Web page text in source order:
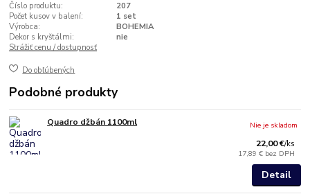
Číslo produktu:
207
Počet kusov v balení:
1 set
Výrobca:
BOHEMIA
Dekor s kryštálmi:
nie
Strážiť cenu / dostupnosť
Do obľúbených
Podobné produkty
Quadro džbán 1100ml
22,00 €/ks
17,89 € bez DPH
Nie je skladom
Detail